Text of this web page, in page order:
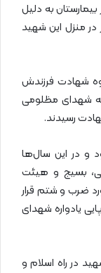
۱۰ روز بستری در بیمارستان به دلیل
منزل این شهید
شهادت فرزندش
شهدای مظلومی
رسیدند.
و در این سال‌ها
بسیج و هیئت
ضرب و شتم قرار
یادواره شهدای
در راه اسلام و